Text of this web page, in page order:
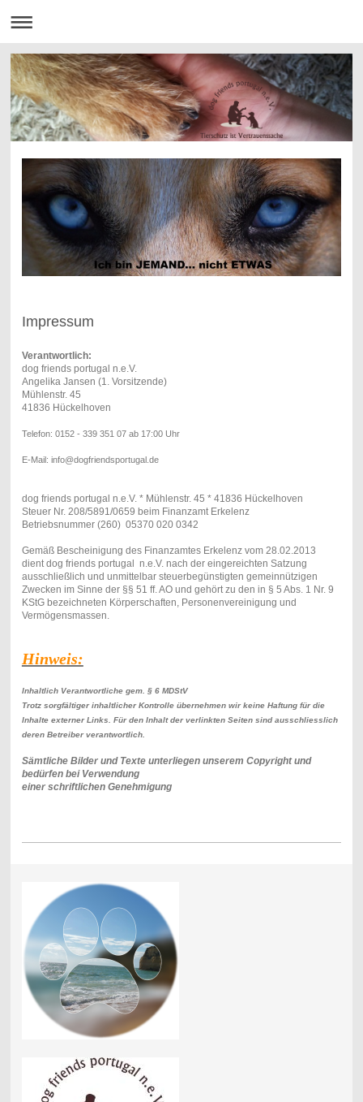
Impressum
Verantwortlich:
dog friends portugal n.e.V.
Angelika Jansen (1. Vorsitzende)
Mühlenstr. 45
41836 Hückelhoven
Telefon: 0152 - 339 351 07 ab 17:00 Uhr
E-Mail: info@dogfriendsportugal.de
dog friends portugal n.e.V. * Mühlenstr. 45 * 41836 Hückelhoven
Steuer Nr. 208/5891/0659 beim Finanzamt Erkelenz
Betriebsnummer (260) 05370 020 0342
Gemäß Bescheinigung des Finanzamtes Erkelenz vom 28.02.2013
dient dog friends portugal n.e.V. nach der eingereichten Satzung
ausschließlich und unmittelbar steuerbegünstigten gemeinnützigen
Zwecken im Sinne der §§ 51 ff. AO und gehört zu den in § 5 Abs. 1 Nr. 9
KStG bezeichneten Körperschaften, Personenvereinigung und
Vermögensmassen.
Hinweis:
Inhaltlich Verantwortliche gem. § 6 MDStV
Trotz sorgfältiger inhaltlicher Kontrolle übernehmen wir keine Haftung für die
Inhalte externer Links. Für den Inhalt der verlinkten Seiten sind ausschliesslich
deren Betreiber verantwortlich.
Sämtliche Bilder und Texte unterliegen unserem Copyright und
bedürfen bei Verwendung
einer schriftlichen Genehmigung